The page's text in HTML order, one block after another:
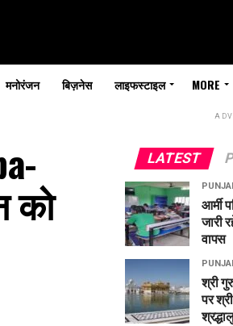
मनोरंजन बिज़नेस लाइफस्टाइल MORE
को
LATEST
आर्मी
जारी
वापस
श्री
पर